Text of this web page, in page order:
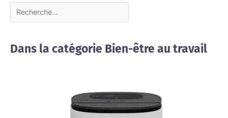
Dans la catégorie Bien-être au travail